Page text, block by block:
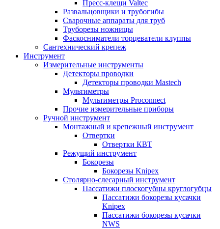
Пресс-клещи Valtec
Развальцовщики и трубогибы
Сварочные аппараты для труб
Труборезы ножницы
Фаскосниматели торцеватели клуппы
Сантехнический крепеж
Инструмент
Измерительные инструменты
Детекторы проводки
Детекторы проводки Mastech
Мультиметры
Мультиметры Proconnect
Прочие измерительные приборы
Ручной инструмент
Монтажный и крепежный инструмент
Отвертки
Отвертки КВТ
Режущий инструмент
Бокорезы
Бокорезы Knipex
Столярно-слесарный инструмент
Пассатижи плоскогубцы круглогубцы
Пассатижи бокорезы кусачки
Knipex
Пассатижи бокорезы кусачки
NWS